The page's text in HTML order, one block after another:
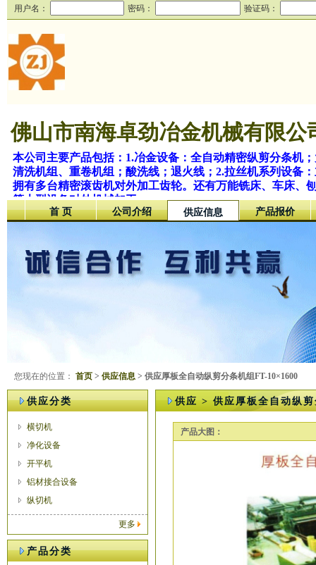
用户名： 密码： 验证码：
佛山市南海卓劲冶金机械有限公
本公司主要产品包括：1.冶金设备：全自动精密纵剪分条机
清洗机组、重卷机组；酸洗线；退火线；2.拉丝机系列设备
拥有多台精密滚齿机对外加工齿轮。还有万能铣床、车床、
等大型设备对外机械加工。
首 页 公司介绍 供应信息 产品报价
您现在的位置： 首页 > 供应信息 > 供应厚板全自动纵剪分条机组FT-10×1600
供应分类
横切机
净化设备
开平机
铝材接合设备
纵切机
更多
产品分类
供应 > 供应厚板全自动纵
产品大图：